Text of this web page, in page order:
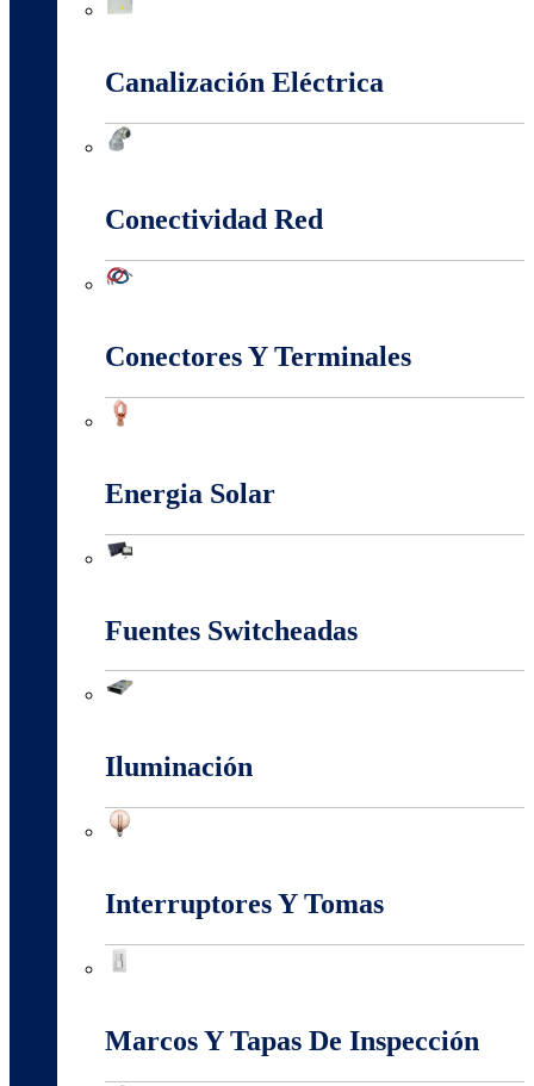
Canalización Eléctrica
Conectividad Red
Conectores Y Terminales
Energia Solar
Fuentes Switcheadas
Iluminación
Interruptores Y Tomas
Marcos Y Tapas De Inspección